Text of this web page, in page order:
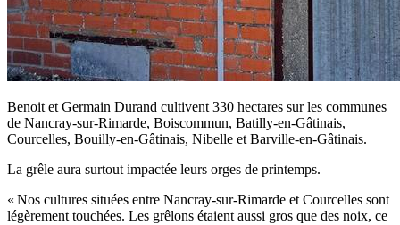
Benoit et Germain Durand cultivent 330 hectares sur les communes
de Nancray-sur-Rimarde, Boiscommun, Batilly-en-Gâtinais,
Courcelles, Bouilly-en-Gâtinais, Nibelle et Barville-en-Gâtinais.
La grêle aura surtout impactée leurs orges de printemps.
« Nos cultures situées entre Nancray-sur-Rimarde et Courcelles sont
légèrement touchées. Les grêlons étaient aussi gros que des noix, ce